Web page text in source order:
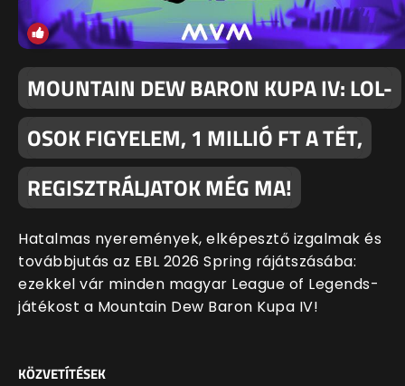
MOUNTAIN DEW BARON KUPA IV: LOL-
OSOK FIGYELEM, 1 MILLIÓ FT A TÉT,
REGISZTRÁLJATOK MÉG MA!
Hatalmas nyeremények, elképesztő izgalmak és
továbbjutás az EBL 2026 Spring rájátszásába:
ezekkel vár minden magyar League of Legends-
játékost a Mountain Dew Baron Kupa IV!
KÖZVETÍTÉSEK